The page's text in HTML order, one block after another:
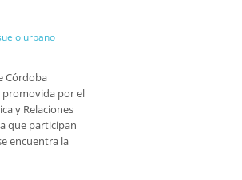
urbano
Córdoba
promovida por el
y Relaciones
que participan
encuentra la